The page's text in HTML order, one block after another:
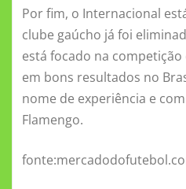
Por fim, o Internacional
clube gaúcho já foi
está focado na
em bons resultados no
nome de experiência e
Flamengo.